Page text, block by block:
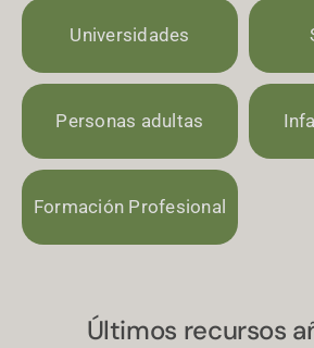
Universidades
Personas adultas
Formación Profesional
Últimos recursos